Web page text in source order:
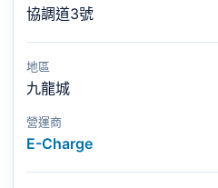
協調道3號
地區
九龍城
營運商
E-Charge